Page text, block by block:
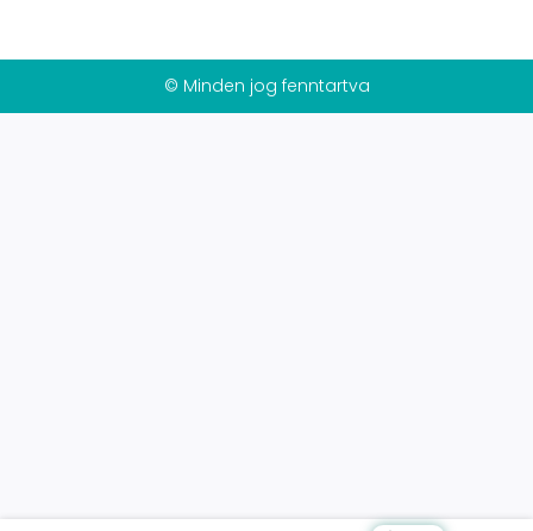
© Minden jog fenntartva